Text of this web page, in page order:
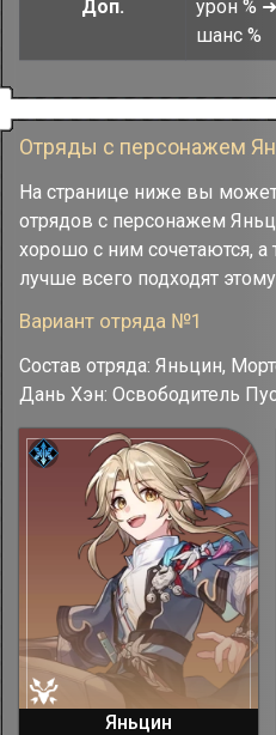
Доп.
урон %
шанс %
Отряды с персонажем
На странице ниже вы
отрядов с персонажем
хорошо с ним сочетаются,
лучше всего подходят
Вариант отряда №1
Состав отряда: Яньцин,
Дань Хэн: Освободитель
Яньцин